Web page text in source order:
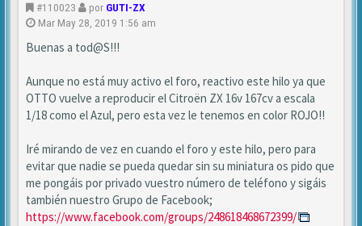
#110023 por GUTI-ZX
Mar May 28, 2019 1:56 am
Buenas a tod@S!!!
Aunque no está muy activo el foro, reactivo este hilo ya que
OTTO vuelve a reproducir el Citroën ZX 16v 167cv a escala
1/18 como el Azul, pero esta vez le tenemos en color ROJO!!
Iré mirando de vez en cuando el foro y este hilo, pero para
evitar que nadie se pueda quedar sin su miniatura os pido que
me pongáis por privado vuestro número de teléfono y sigáis
también nuestro Grupo de Facebook;
https://www.facebook.com/groups/248618468672399/